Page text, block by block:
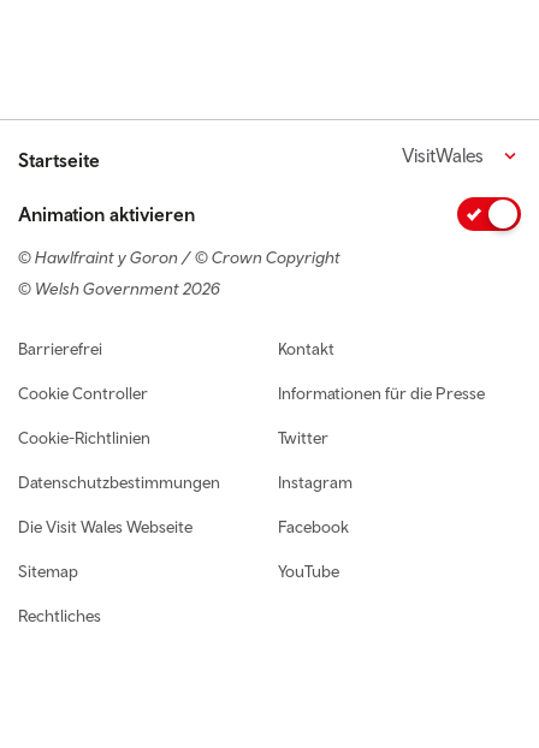
Startseite VisitWales
Animation aktivieren
© Hawlfraint y Goron / © Crown Copyright
© Welsh Government 2026
Footer navigation
Barrierefrei
Cookie Controller
Cookie-Richtlinien
Datenschutzbestimmungen
Die Visit Wales Webseite
Sitemap
Rechtliches
Kontakt
Informationen für die Presse
Twitter
Instagram
Facebook
YouTube